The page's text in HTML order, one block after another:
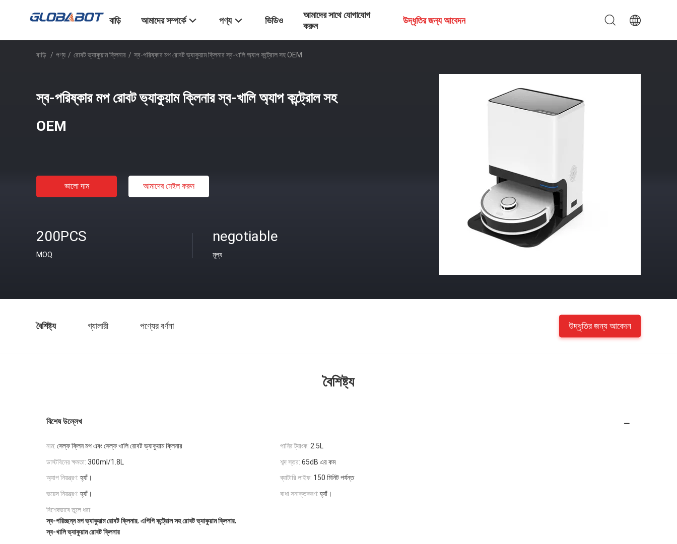
বাড়ি আমাদের সম্পর্কে পণ্য ভিডিও
আমাদের সাথে যোগাযোগ
করুন
উদ্ধৃতির জন্য আবেদন
বাড়ি / পণ্য / রোবট ভ্যাকুয়াম ক্লিনার / স্ব-পরিষ্কার মপ রোবট ভ্যাকুয়াম ক্লিনার স্ব-খালি অ্যাপ কন্ট্রোল সহ OEM
স্ব-পরিষ্কার মপ রোবট ভ্যাকুয়াম ক্লিনার স্ব-খালি অ্যাপ কন্ট্রোল সহ
OEM
ভালো দাম আমাদের মেইল ​​করুন
200PCS
MOQ
negotiable
মূল্য
বৈশিষ্ট্য গ্যালারী পণ্যের বর্ণনা উদ্ধৃতির জন্য আবেদন
বৈশিষ্ট্য
বিশেষ উল্লেখ
নাম: সেল্ফ ক্লিন মপ এবং সেল্ফ খালি রোবট ভ্যাকুয়াম ক্লিনার পানির ট্যাংক: 2.5L
ডাস্টবিনের ক্ষমতা: 300ml/1.8L শব্দ স্তর: 65dB এর কম
অ্যাপ নিয়ন্ত্রণ: হ্যাঁ। ব্যাটারি লাইফ: 150 মিনিট পর্যন্ত
ভয়েস নিয়ন্ত্রণ: হ্যাঁ। বাধা সনাক্তকরণ: হ্যাঁ।
বিশেষভাবে তুলে ধরা:
স্ব-পরিচ্ছন্ন মপ ভ্যাকুয়াম রোবট ক্লিনার, এপিপি কন্ট্রোল সহ রোবট ভ্যাকুয়াম ক্লিনার,
স্ব-খালি ভ্যাকুয়াম রোবট ক্লিনার